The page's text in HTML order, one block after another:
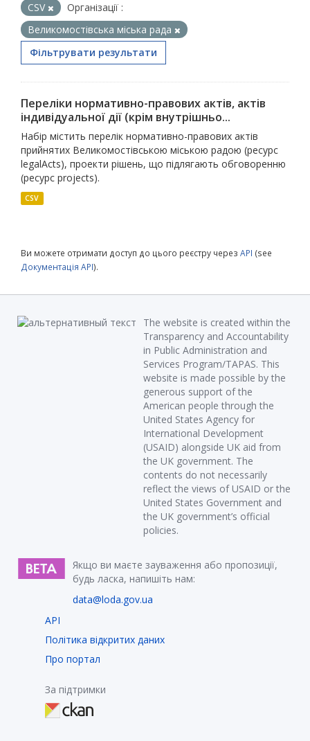
CSV
Організації :
Великомостівська міська рада
Фільтрувати результати
Переліки нормативно-правових актів, актів
індивідуальної дії (крім внутрішньо...
Набір містить перелік нормативно-правових актів
прийнятих Великомостівською міською радою (ресурс
legalActs), проекти рішень, що підлягають обговоренню
(ресурс projects).
CSV
Ви можете отримати доступ до цього реєстру через API (see
Документація API).
The website is created within the
Transparency and Accountability
in Public Administration and
Services Program/TAPAS. This
website is made possible by the
generous support of the
American people through the
United States Agency for
International Development
(USAID) alongside UK aid from
the UK government. The
contents do not necessarily
reflect the views of USAID or the
United States Government and
the UK government’s official
policies.
Якщо ви маєте зауваження або пропозиції,
будь ласка, напишіть нам:
data@loda.gov.ua
API
Політика відкритих даних
Про портал
За підтримки